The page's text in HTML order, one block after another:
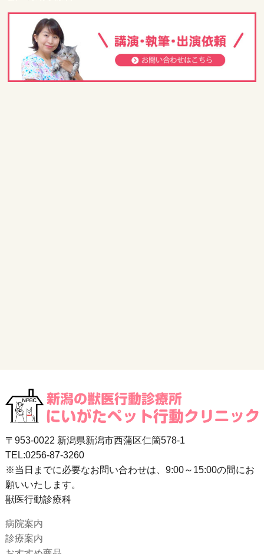
〒953-0022 新潟県新潟市西蒲区仁箇578-1
TEL:0256-87-3260
※当日までに必要なお問い合わせは、9:00～15:00の間にお
願いいたします。
獣医行動診療科
病院案内
診療案内